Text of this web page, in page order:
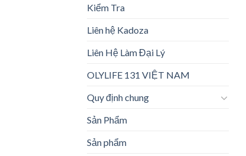
Kiểm Tra
Liên hệ Kadoza
Liên Hệ Làm Đại Lý
OLYLIFE 131 VIỆT NAM
Quy định chung
Sản Phẩm
Sản phẩm